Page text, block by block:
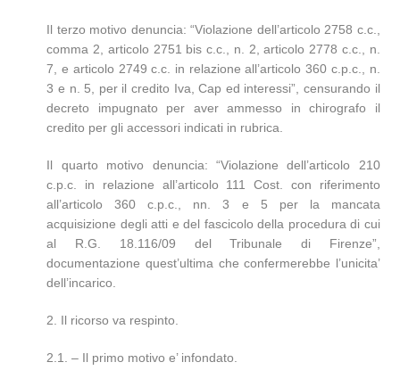
Il terzo motivo denuncia: “Violazione dell’articolo 2758 c.c.,
comma 2, articolo 2751 bis c.c., n. 2, articolo 2778 c.c., n.
7, e articolo 2749 c.c. in relazione all’articolo 360 c.p.c., n.
3 e n. 5, per il credito Iva, Cap ed interessi”, censurando il
decreto impugnato per aver ammesso in chirografo il
credito per gli accessori indicati in rubrica.
Il quarto motivo denuncia: “Violazione dell’articolo 210
c.p.c. in relazione all’articolo 111 Cost. con riferimento
all’articolo 360 c.p.c., nn. 3 e 5 per la mancata
acquisizione degli atti e del fascicolo della procedura di cui
al R.G. 18.116/09 del Tribunale di Firenze”,
documentazione quest’ultima che confermerebbe l’unicita’
dell’incarico.
2. Il ricorso va respinto.
2.1. – Il primo motivo e’ infondato.